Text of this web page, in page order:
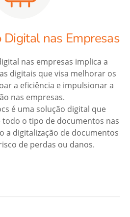
Digital nas Empresas
nas empresas implica a
digitais que visa melhorar os
a eficiência e impulsionar a
nas empresas.
é uma solução digital que
todo o tipo de documentos nas
a digitalização de documentos
de perdas ou danos.